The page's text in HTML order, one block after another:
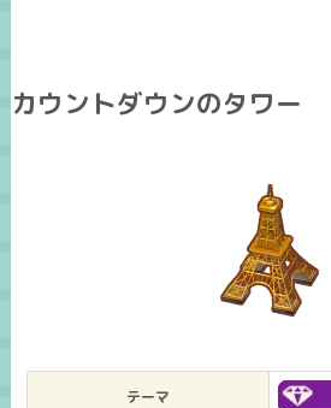
カウントダウンのタワー
テーマ